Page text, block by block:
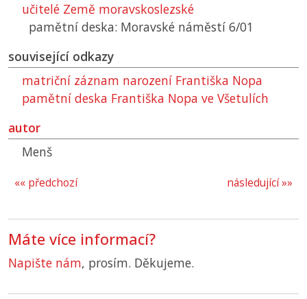
učitelé Země moravskoslezské
pamětní deska: Moravské náměstí 6/01
související odkazy
matriční záznam narození Františka Nopa
pamětní deska Františka Nopa ve Všetulích
autor
Menš
následující »»
«« předchozí
Máte více informací?
Napište nám, prosím. Děkujeme.